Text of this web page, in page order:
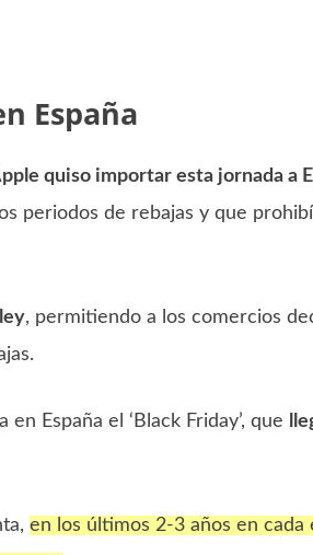
España
quiso importar esta jornada a
periodos de rebajas y que
, permitiendo a los comercios
España el ‘Black Friday’, que
en los últimos 2-3 años en cada